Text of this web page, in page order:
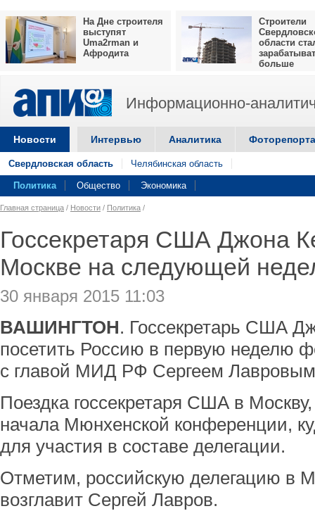
На Дне строителя
выступят
Uma2rman и
Афродита
Строители
области
больше
Информационно-
Новости Интервью Аналитика
Свердловская область Челябинская область
Политика Общество Экономика
Главная страница / Новости / Политика /
Госсекретаря США Джона
Москве на следующей
30 января 2015 11:03
ВАШИНГТОН. Госсекретарь США
посетить Россию в первую неделю
с главой МИД РФ Сергеем
Поездка госсекретаря США в
начала Мюнхенской конференции,
для участия в составе делегации.
Отметим, российскую делегацию в
возглавит Сергей Лавров.